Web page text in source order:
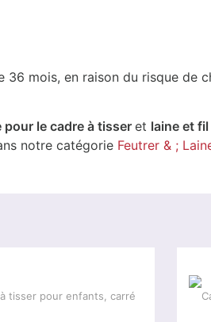
mois, en raison du risque de
pour le cadre à tisser et laine et
notre catégorie Feutrer & ;